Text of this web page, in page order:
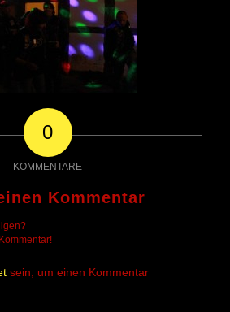
0
KOMMENTARE
Kommentar
sein, um einen Kommentar